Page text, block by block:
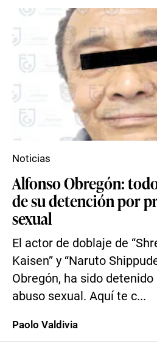
Alfonso Obregón:
de su detención por
sexual
El actor de doblaje de
Kaisen” y “Naruto
Obregón, ha sido
abuso sexual. Aquí te c...
Noticias
Paolo Valdivia